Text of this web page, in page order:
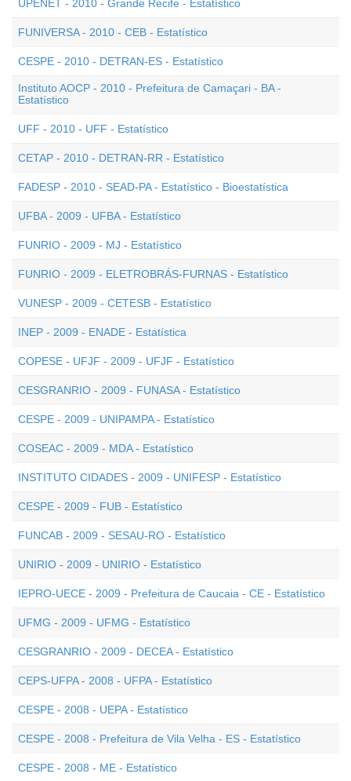
UPENET - 2010 - Grande Recife - Estatístico
FUNIVERSA - 2010 - CEB - Estatístico
CESPE - 2010 - DETRAN-ES - Estatístico
Instituto AOCP - 2010 - Prefeitura de Camaçari - BA -
Estatístico
UFF - 2010 - UFF - Estatístico
CETAP - 2010 - DETRAN-RR - Estatístico
FADESP - 2010 - SEAD-PA - Estatístico - Bioestatística
UFBA - 2009 - UFBA - Estatístico
FUNRIO - 2009 - MJ - Estatístico
FUNRIO - 2009 - ELETROBRÁS-FURNAS - Estatístico
VUNESP - 2009 - CETESB - Estatístico
INEP - 2009 - ENADE - Estatística
COPESE - UFJF - 2009 - UFJF - Estatístico
CESGRANRIO - 2009 - FUNASA - Estatístico
CESPE - 2009 - UNIPAMPA - Estatístico
COSEAC - 2009 - MDA - Estatístico
INSTITUTO CIDADES - 2009 - UNIFESP - Estatístico
CESPE - 2009 - FUB - Estatístico
FUNCAB - 2009 - SESAU-RO - Estatístico
UNIRIO - 2009 - UNIRIO - Estatístico
IEPRO-UECE - 2009 - Prefeitura de Caucaia - CE - Estatístico
UFMG - 2009 - UFMG - Estatístico
CESGRANRIO - 2009 - DECEA - Estatístico
CEPS-UFPA - 2008 - UFPA - Estatístico
CESPE - 2008 - UEPA - Estatístico
CESPE - 2008 - Prefeitura de Vila Velha - ES - Estatístico
CESPE - 2008 - ME - Estatístico